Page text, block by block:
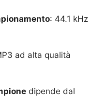
: 44.1 kHz
ad alta qualità
dipende dal